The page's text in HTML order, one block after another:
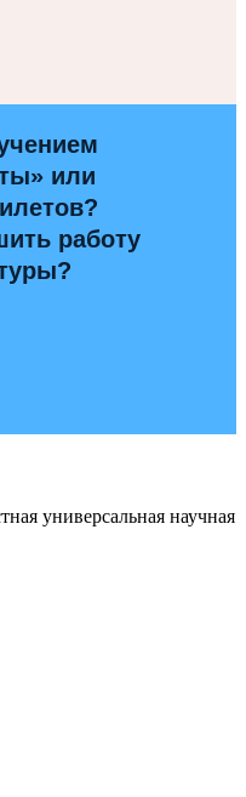
или
работу
универсальная научная